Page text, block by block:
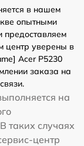
в нашем
опытными
предоставляем
центр уверены в
Acer P5230
заказа на
на
таких случаях
центр